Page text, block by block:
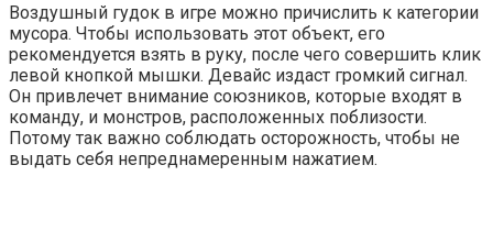
Воздушный гудок в игре можно причислить к категории
мусора. Чтобы использовать этот объект, его
рекомендуется взять в руку, после чего совершить клик
левой кнопкой мышки. Девайс издаст громкий сигнал.
Он привлечет внимание союзников, которые входят в
команду, и монстров, расположенных поблизости.
Потому так важно соблюдать осторожность, чтобы не
выдать себя непреднамеренным нажатием.